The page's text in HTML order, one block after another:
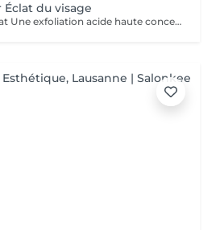
du visage
Peeling Rénovateur Éclat Une exfoliation acide haute concentration à 20 % d'acide glycolique pour un resurfaçage complet de la peau. Le teint est visiblement plus homogène et lumineux, et le grain de peau est affiné. [Inspiration esthétique : le peeling acide] Un effet peau neuve dès le 1er soin